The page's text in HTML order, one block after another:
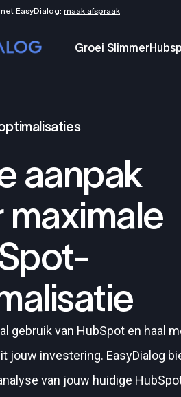
EasyDialog: maak afspraak
Groei Slimmer
aanpak
maximale
gebruik van HubSpot en haal
jouw investering. EasyDialog
van jouw huidige